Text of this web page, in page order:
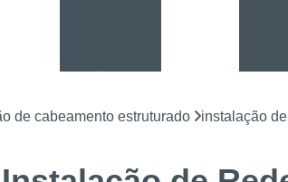
elétrica e
Segurança
de cabeamento estruturado instalação